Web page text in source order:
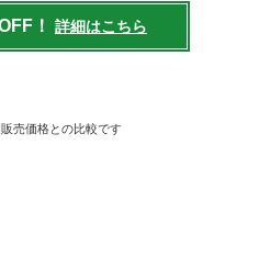
！ 詳細はこちら
売価格との比較です